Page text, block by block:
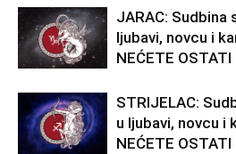
JARAC:
ljubavi, novcu i
NEĆETE OSTATI
STRIJELAC:
u ljubavi, novcu i
NEĆETE OSTATI